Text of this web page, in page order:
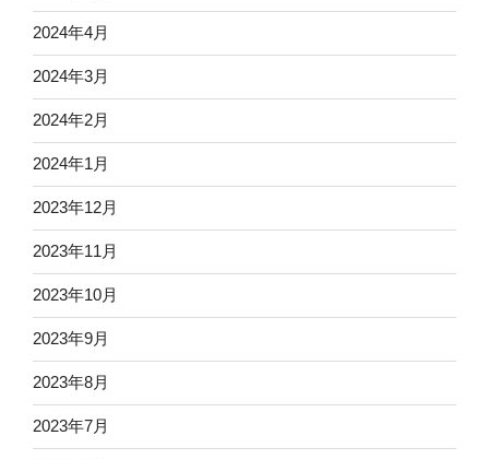
2024年4月
2024年3月
2024年2月
2024年1月
2023年12月
2023年11月
2023年10月
2023年9月
2023年8月
2023年7月